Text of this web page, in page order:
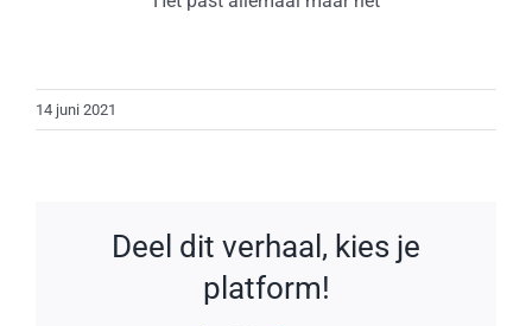
14 juni 2021
Deel dit verhaal, kies je
platform!